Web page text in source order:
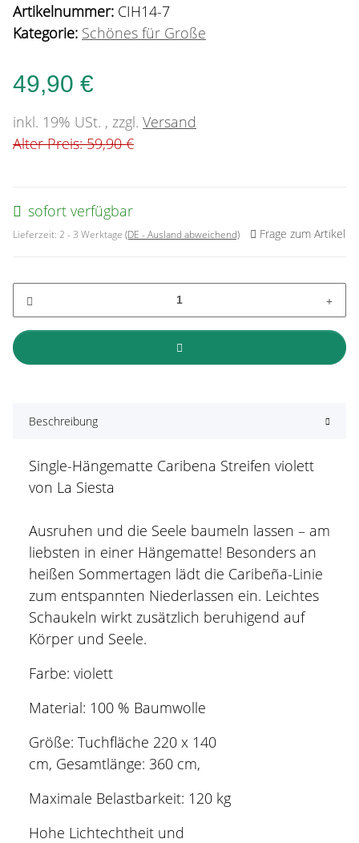
Artikelnummer: CIH14-7
Kategorie: Schönes für Große
49,90 €
inkl. 19% USt. , zzgl. Versand
Alter Preis: 59,90 €
sofort verfügbar
Lieferzeit: 2 - 3 Werktage (DE - Ausland abweichend) Frage zum Artikel
Beschreibung
Single-Hängematte Caribena Streifen violett
von La Siesta
Ausruhen und die Seele baumeln lassen – am
liebsten in einer Hängematte! Besonders an
heißen Sommertagen lädt die Caribeña-Linie
zum entspannten Niederlassen ein. Leichtes
Schaukeln wirkt zusätzlich beruhigend auf
Körper und Seele.
Farbe: violett
Material: 100 % Baumwolle
Größe: Tuchfläche 220 x 140
cm, Gesamtlänge: 360 cm,
Maximale Belastbarkeit: 120 kg
Hohe Lichtechtheit und